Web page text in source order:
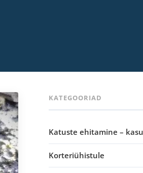
KATEGOORIAD
Katuste ehitamine –
Korteriühistule